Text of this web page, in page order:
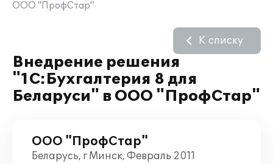
ООО "ПрофСтар"
Внедрение решения
"1С:Бухгалтерия 8 для
Беларуси" в ООО "ПрофСтар"
К списку
ООО "ПрофСтар"
Беларусь, г Минск, Февраль 2011